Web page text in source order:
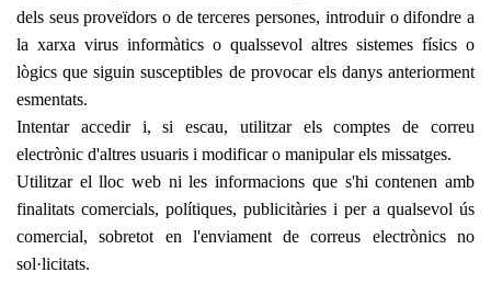
dels seus proveïdors o de terceres persones, introduir o difondre a
la xarxa virus informàtics o qualssevol altres sistemes físics o
lògics que siguin susceptibles de provocar els danys anteriorment
esmentats.
Intentar accedir i, si escau, utilitzar els comptes de correu
electrònic d'altres usuaris i modificar o manipular els missatges.
Utilitzar el lloc web ni les informacions que s'hi contenen amb
finalitats comercials, polítiques, publicitàries i per a qualsevol ús
comercial, sobretot en l'enviament de correus electrònics no
sol·licitats.